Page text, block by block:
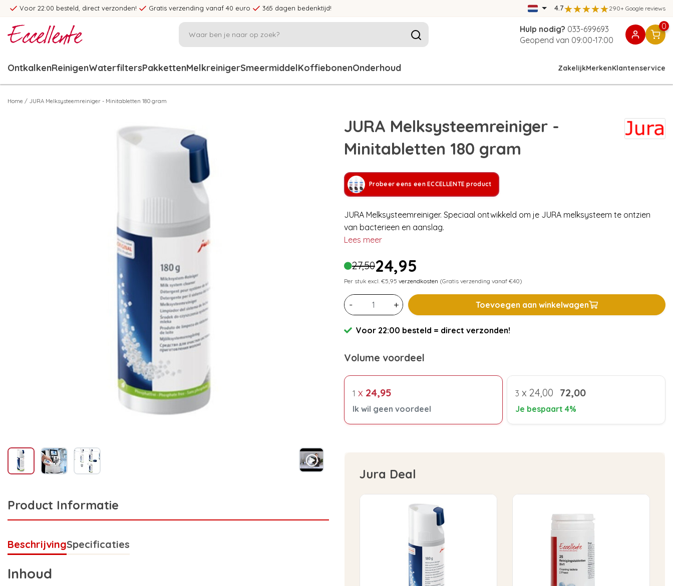
Voor 22:00 besteld, direct verzonden! Gratis verzending vanaf 40 euro 365 dagen bedenktijd! 4.7 290+ Google reviews
Hulp nodig? 033-699693
Geopend van 09:00-17:00
0
OntkalkenReinigenWaterfiltersPakkettenMelkreinigerSmeermiddelKoffiebonenOnderhoud ZakelijkMerkenKlantenservice
Home / JURA Melksysteemreiniger - Minitabletten 180 gram
Product Informatie
BeschrijvingSpecificaties
Inhoud
JURA Melksysteemreiniger -
Minitabletten 180 gram
Probeer eens een ECCELLENTE product
JURA Melksysteemreiniger. Speciaal ontwikkeld om je JURA melksysteem te ontzien
van bacterieen en aanslag.
Lees meer
27,5024,95
Per stuk excl. €5,95 verzendkosten (Gratis verzending vanaf €40)
- + Toevoegen aan winkelwagen
Voor 22:00 besteld = direct verzonden!
Volume voordeel
1 x 24,95
Ik wil geen voordeel
3 x 24,00 72,00
Je bespaart 4%
Jura Deal